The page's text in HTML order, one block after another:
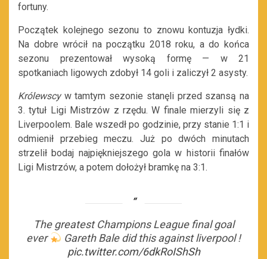
fortuny.
Początek kolejnego sezonu to znowu kontuzja łydki.
Na dobre wrócił na początku 2018 roku, a do końca
sezonu prezentował wysoką formę — w 21
spotkaniach ligowych zdobył 14 goli i zaliczył 2 asysty.
Królewscy w tamtym sezonie stanęli przed szansą na
3. tytuł Ligi Mistrzów z rzędu. W finale mierzyli się z
Liverpoolem. Bale wszedł po godzinie, przy stanie 1:1 i
odmienił przebieg meczu. Już po dwóch minutach
strzelił bodaj najpiękniejszego gola w historii finałów
Ligi Mistrzów, a potem dołożył bramkę na 3:1.
The greatest Champions League final goal
ever
Gareth Bale did this against liverpool !
pic.twitter.com/6dkRoIShSh